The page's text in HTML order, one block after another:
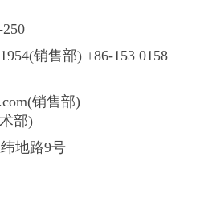
销售部) +86-153 0158
销售部)
部)
地路9号